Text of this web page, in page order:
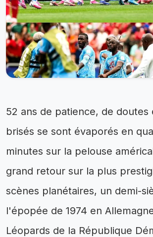
52 ans de patience, de doutes
brisés se sont évaporés en
minutes sur la pelouse
grand retour sur la plus
scènes planétaires, un demi-
l'épopée de 1974 en
Léopards de la République